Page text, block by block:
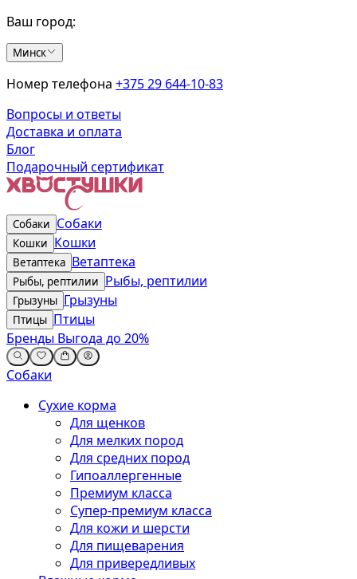
Ваш город:
Минск
Номер телефона +375 29 644-10-83
Вопросы и ответы
Доставка и оплата
Блог
Подарочный сертификат
Собаки Собаки
Кошки Кошки
Ветаптека Ветаптека
Рыбы, рептилии Рыбы, рептилии
Грызуны Грызуны
Птицы Птицы
Бренды Выгода до 20%
Собаки
Сухие корма
Для щенков
Для мелких пород
Для средних пород
Гипоаллергенные
Премиум класса
Супер-премиум класса
Для кожи и шерсти
Для пищеварения
Для привередливых